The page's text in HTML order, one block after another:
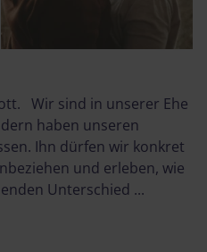
Wir sind in unserer Ehe
haben unseren
Ihn dürfen wir konkret
und erleben, wie
Unterschied ...